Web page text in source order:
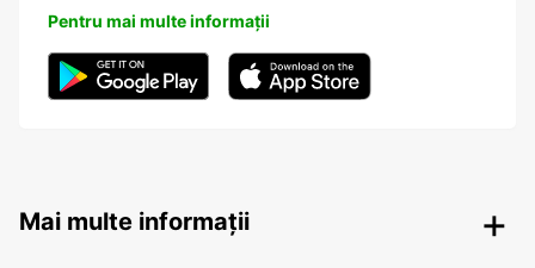
Pentru mai multe informații
Mai multe informații